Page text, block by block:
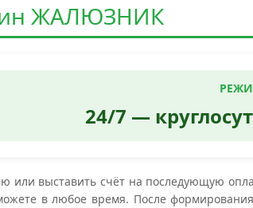
ЖАЛЮЗНИК
24/7 —
или выставить счёт на последующую
в любое время. После формирования